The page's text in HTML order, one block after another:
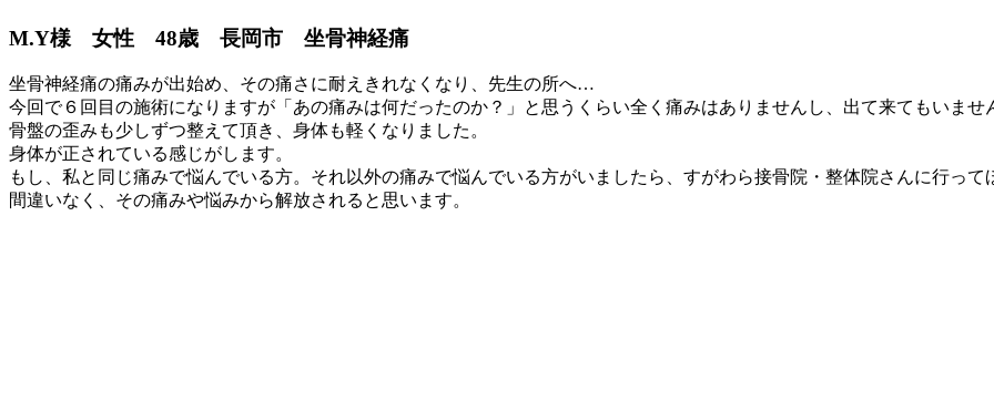
M.Y様 女性 48歳 長岡市 坐骨神経痛
坐骨神経痛の痛みが出始め、その痛さに耐えきれなくなり、先生の所へ…
今回で６回目の施術になりますが「あの痛みは何だったのか？」と思うくらい全く痛みはありませんし、出て来てもいませ
骨盤の歪みも少しずつ整えて頂き、身体も軽くなりました。
身体が正されている感じがします。
もし、私と同じ痛みで悩んでいる方。それ以外の痛みで悩んでいる方がいましたら、すがわら接骨院・整体院さんに行って
間違いなく、その痛みや悩みから解放されると思います。